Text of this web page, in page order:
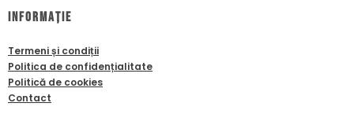
Informație
Termeni și condiții
Politica de confidențialitate
Politică de cookies
Contact